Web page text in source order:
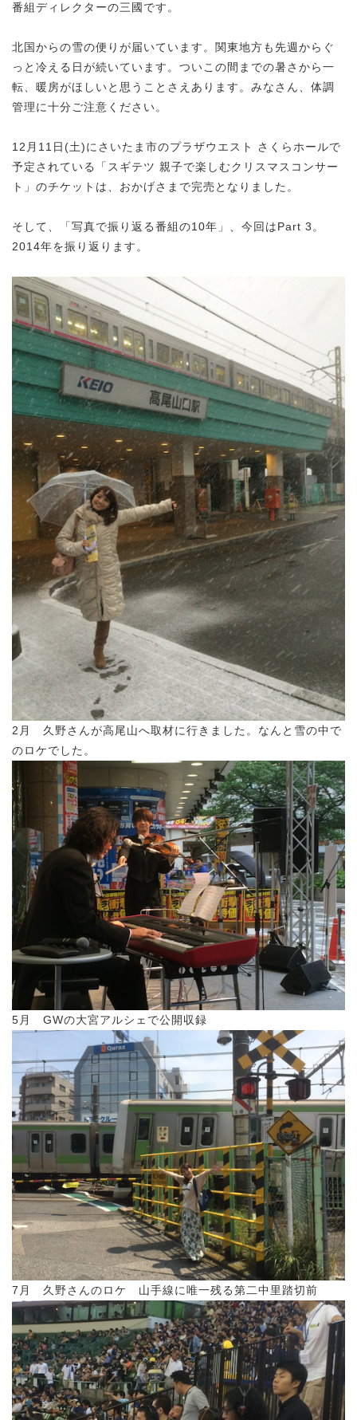
番組ディレクターの三國です。
北国からの雪の便りが届いています。関東地方も先週からぐ
っと冷える日が続いています。ついこの間までの暑さから一
転、暖房がほしいと思うことさえあります。みなさん、体調
管理に十分ご注意ください。
12月11日(土)にさいたま市のプラザウエスト さくらホールで
予定されている「スギテツ 親子で楽しむクリスマスコンサー
ト」のチケットは、おかげさまで完売となりました。
そして、「写真で振り返る番組の10年」、今回はPart 3。
2014年を振り返ります。
2月 久野さんが高尾山へ取材に行きました。なんと雪の中で
のロケでした。
5月 GWの大宮アルシェで公開収録
7月 久野さんのロケ 山手線に唯一残る第二中里踏切前